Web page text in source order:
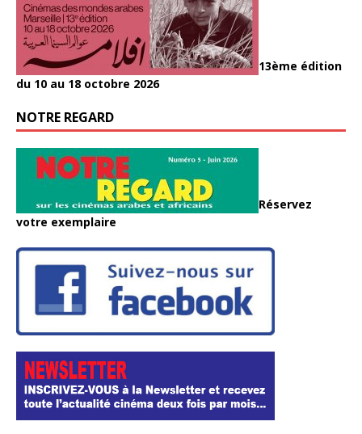
13ème édition
du 10 au 18 octobre 2026
NOTRE REGARD
Réservez
votre exemplaire